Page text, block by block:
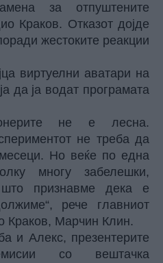
за отпуштените
Краков. Отказот дојде
жестоките реакции
виртуелни аватари на
да ја водат програмата
не е лесна.
не треба да
Но веќе по една
многу забелешки,
признавме дека е
рече главниот
Марчин Клин.
и Алекс, презентерите
со вештачка